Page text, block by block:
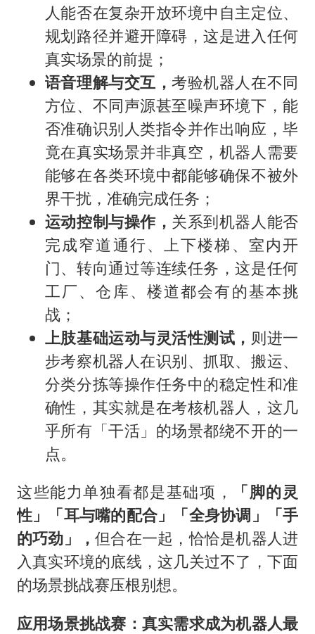
人能否在复杂开放环境中自主定位、
规划路径并避开障碍，这是进入任何
真实场景的前提；
语音理解与交互，考验机器人在不同
方位、不同声源甚至噪声环境下，能
否准确识别人类指令并作出响应，毕
竟在真实场景并非真空，机器人需要
能够在各类环境中都能够确保不被外
界干扰，准确完成任务；
运动控制与操作， 关系到机器人能否
完成窄道通行、上下楼梯、室内开
门、转向通过等连续任务，这是任何
工厂、仓库、楼道都会有的基本挑
战；
上肢基础运动与灵活性测试， 则进一
步考察机器人在识别、抓取、搬运、
分类分拣等操作任务中的稳定性和准
确性，其实就是在考核机器人，这几
乎所有「干活」的场景都绕不开的一
点。
这些能力单独看都是基础项，
「脚的灵
性」「耳与嘴的配合」「全身协调」「手
的巧劲」，但合在一起，恰恰是机器人进
入真实环境的底线，这几关过不了，下面
的场景挑战赛压根别想。
应用场景挑战赛：真实需求成为机器人最